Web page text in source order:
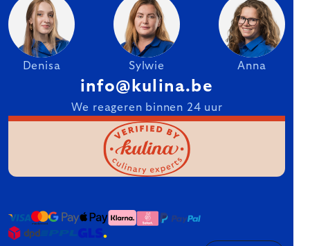
Denisa Sylwie Anna
info@kulina.be
We reageren binnen 24 uur